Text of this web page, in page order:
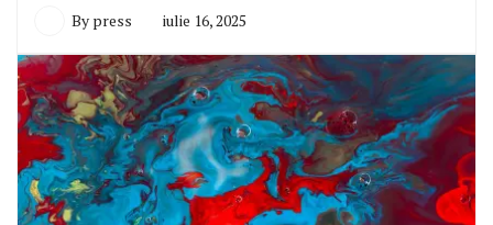
By press iulie 16, 2025